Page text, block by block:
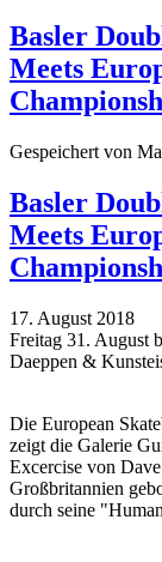
Basler
Meets
Gespeichert von
Basler
Meets
17. August 2018
Freitag 31. August
Daeppen &
Die European
zeigt die Galerie
Excercise von
Großbritannien
durch seine